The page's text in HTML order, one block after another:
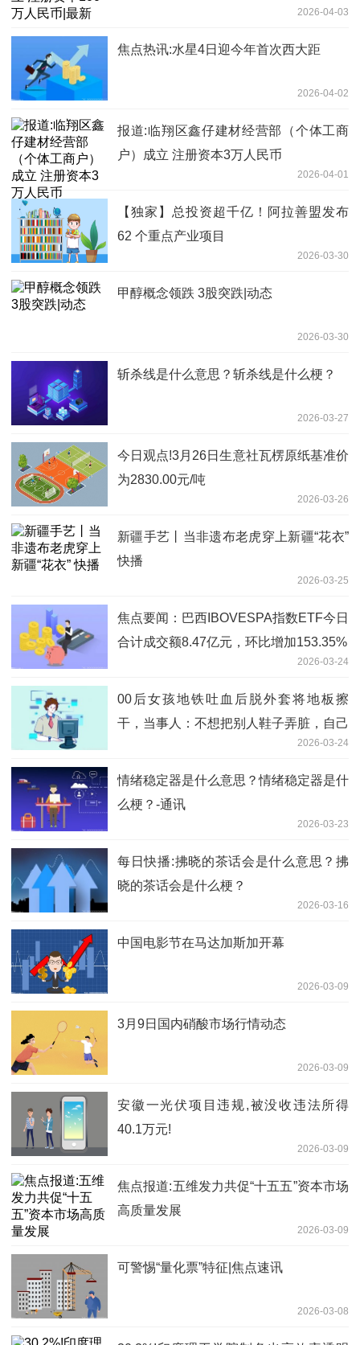
2026-04-03
焦点热讯:水星4日迎今年首次西大距
2026-04-02
报道:临翔区鑫仔建材经营部（个体工商
户）成立 注册资本3万人民币
2026-04-01
【独家】总投资超千亿！阿拉善盟发布
62 个重点产业项目
2026-03-30
甲醇概念领跌 3股突跌|动态
2026-03-30
斩杀线是什么意思？斩杀线是什么梗？
2026-03-27
今日观点!3月26日生意社瓦楞原纸基准价
为2830.00元/吨
2026-03-26
新疆手艺丨当非遗布老虎穿上新疆“花衣”
快播
2026-03-25
焦点要闻：巴西IBOVESPA指数ETF今日
合计成交额8.47亿元，环比增加153.35%
2026-03-24
00后女孩地铁吐血后脱外套将地板擦
干，当事人：不想把别人鞋子弄脏，自己
病情严重，当天还收到病危通知 今头条
2026-03-24
情绪稳定器是什么意思？情绪稳定器是什
么梗？-通讯
2026-03-23
每日快播:拂晓的茶话会是什么意思？拂
晓的茶话会是什么梗？
2026-03-16
中国电影节在马达加斯加开幕
2026-03-09
3月9日国内硝酸市场行情动态
2026-03-09
安徽一光伏项目违规,被没收违法所得
40.1万元!
2026-03-09
焦点报道:五维发力共促“十五五”资本市场
高质量发展
2026-03-09
可警惕“量化票”特征|焦点速讯
2026-03-08